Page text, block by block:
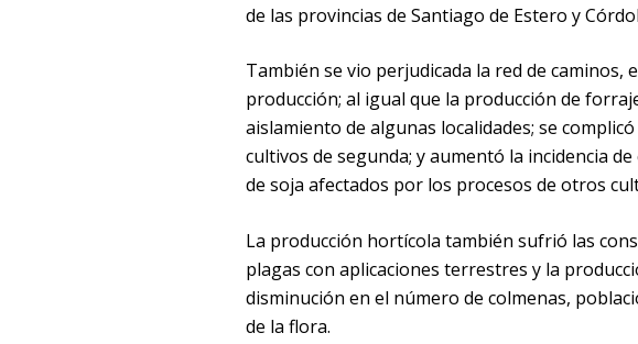
de las provincias de Santiago de Estero y
También se vio perjudicada la red de
producción; al igual que la producción de
aislamiento de algunas localidades; se
cultivos de segunda; y aumentó la incidencia
de soja afectados por los procesos de otros
La producción hortícola también sufrió las
plagas con aplicaciones terrestres y la
disminución en el número de colmenas,
de la flora.